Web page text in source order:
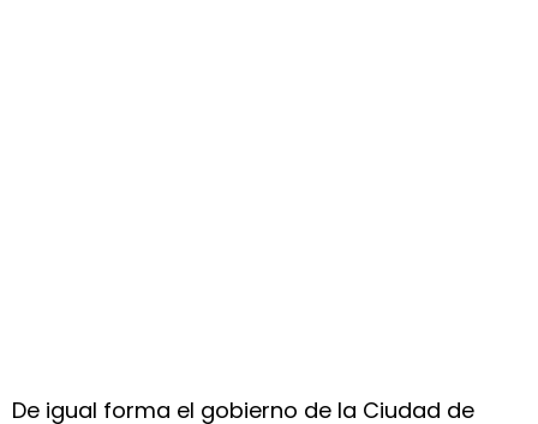
De igual forma el gobierno de la Ciudad de